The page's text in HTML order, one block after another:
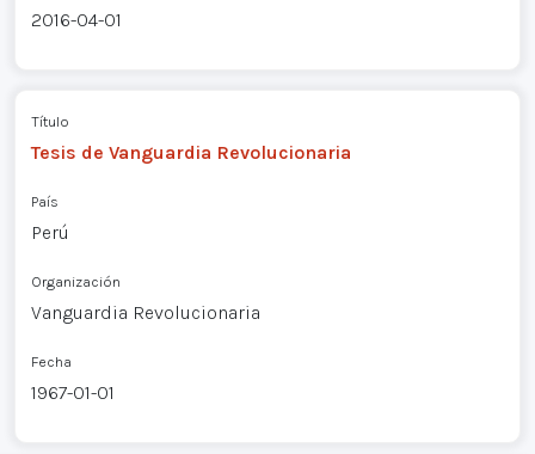
2016-04-01
Título
Tesis de Vanguardia Revolucionaria
País
Perú
Organización
Vanguardia Revolucionaria
Fecha
1967-01-01